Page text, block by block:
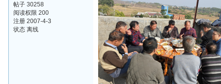
帖子 30258
阅读权限 200
注册 2007-4-3
状态 离线